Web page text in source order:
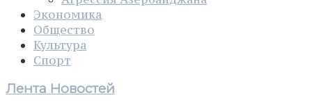
Экономика
Общество
Культура
Спорт
Лента Новостей